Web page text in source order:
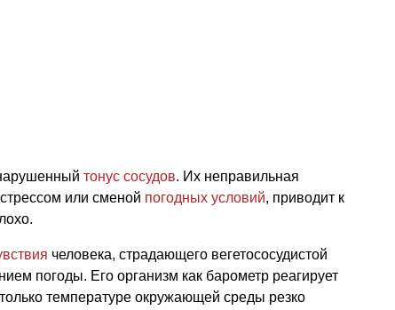
тонус сосудов. Их неправильная
или сменой погодных условий, приводит к
человека, страдающего вегетососудистой
погоды. Его организм как барометр реагирует
температуре окружающей среды резко